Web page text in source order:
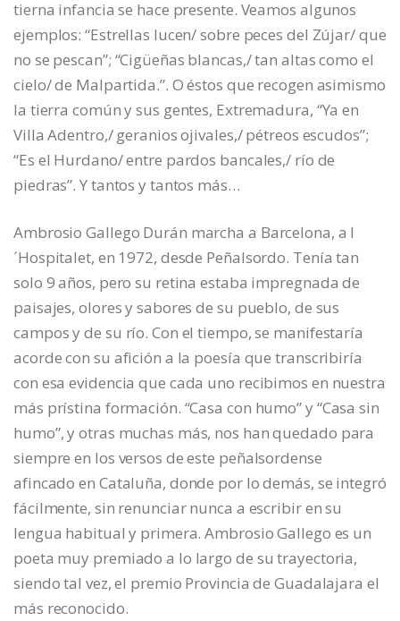
tierna infancia se hace presente. Veamos algunos
ejemplos: “Estrellas lucen/ sobre peces del Zújar/ que
no se pescan”; “Cigüeñas blancas,/ tan altas como el
cielo/ de Malpartida.”. O éstos que recogen asimismo
la tierra común y sus gentes, Extremadura, “Ya en
Villa Adentro,/ geranios ojivales,/ pétreos escudos”;
“Es el Hurdano/ entre pardos bancales,/ río de
piedras”. Y tantos y tantos más…
Ambrosio Gallego Durán marcha a Barcelona, a l
´Hospitalet, en 1972, desde Peñalsordo. Tenía tan
solo 9 años, pero su retina estaba impregnada de
paisajes, olores y sabores de su pueblo, de sus
campos y de su río. Con el tiempo, se manifestaría
acorde con su afición a la poesía que transcribiría
con esa evidencia que cada uno recibimos en nuestra
más prístina formación. “Casa con humo” y “Casa sin
humo”, y otras muchas más, nos han quedado para
siempre en los versos de este peñalsordense
afincado en Cataluña, donde por lo demás, se integró
fácilmente, sin renunciar nunca a escribir en su
lengua habitual y primera. Ambrosio Gallego es un
poeta muy premiado a lo largo de su trayectoria,
siendo tal vez, el premio Provincia de Guadalajara el
más reconocido.